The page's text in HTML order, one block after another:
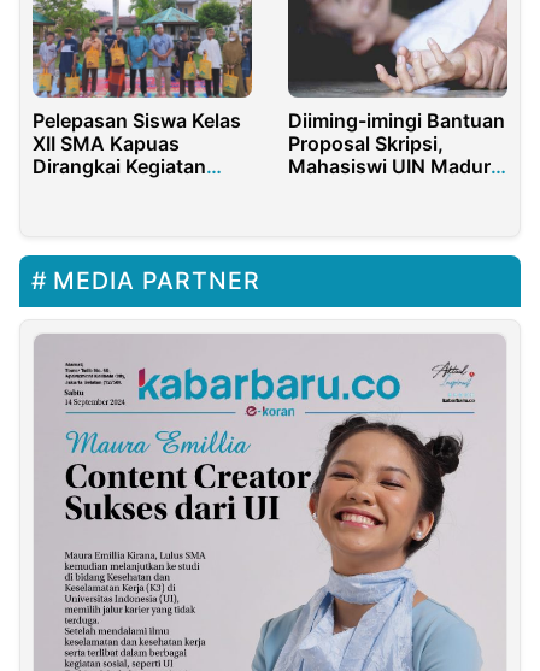
Pelepasan Siswa Kelas
XII SMA Kapuas
Dirangkai Kegiatan
Diiming-imingi Bantuan
Proposal Skripsi,
Mahasiswi UIN Madura
MEDIA PARTNER